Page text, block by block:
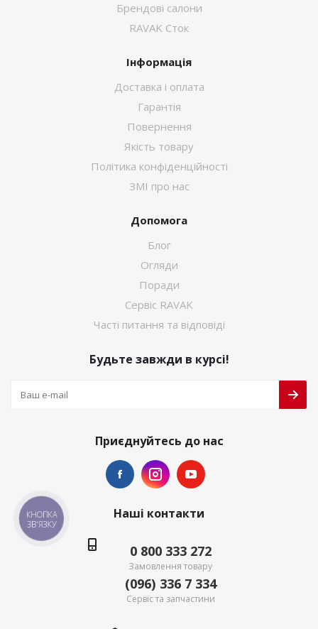
Брендові салони
RAVAK Сток
Інформація
Доставка і оплата
Гарантія
Повернення
Якість товару
Політика конфіденційності
ЗМІ про нас
Допомога
Блог
Огляди
Поради
Сервіс RAVAK
Часті питання та відповіді
Будьте завжди в курсі!
Приєднуйтесь до нас
Наші контакти
0 800 333 272
Замовлення товару
(096) 336 7 334
Сервіс та запчастини
КНОПКА
ЗВ'ЯЗКУ